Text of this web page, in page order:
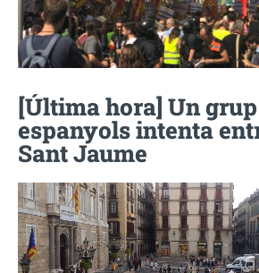
[Última hora] Un grup
espanyols intenta
Sant Jaume